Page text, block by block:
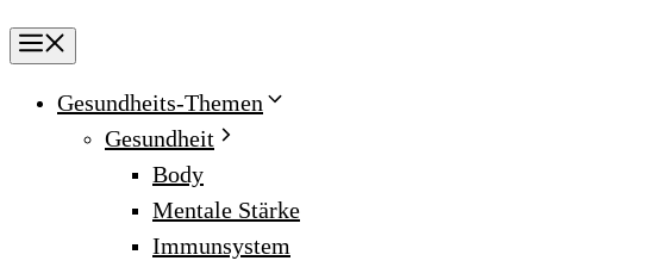
Gesundheits-Themen
Gesundheit
Body
Mentale Stärke
Immunsystem